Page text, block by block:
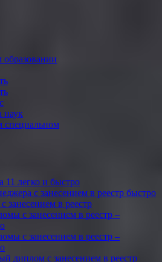
наук
специальном
11 легко и быстро
с занесением в реестр быстро
занесением в реестр
с занесением в реестр –
с занесением в реестр –
диплом с занесением в реестр